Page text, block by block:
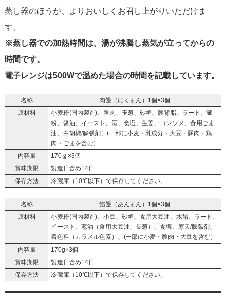
蒸し器のほうが、よりおいしくお召し上がりいただけま
す。
※蒸し器での加熱時間は、湯が沸騰し蒸気が立ってからの
時間です。
電子レンジは500Wで温めた場合の時間を記載しています。
名称
肉饅（にくまん）1個×3個
原材料
小麦粉(国内製造)、豚肉、玉葱、砂糖、豚背脂、ラード、澱
粉、醤油、イースト、酒、食塩、生姜、コンソメ、食用ごま
油、白胡椒/膨張剤、(一部に小麦・乳成分・大豆・豚肉・鶏
肉・ごまを含む）
内容量
170ｇ×3個
賞味期限
製造日含め14日
保存方法
冷蔵庫（10℃以下）で保存してください。
名称
餡饅（あんまん）1個×3個
原材料
小麦粉(国内製造)、小豆、砂糖、食用大豆油、水飴、ラード、
イースト、葱油（食用大豆油、長葱）、食塩、寒天/膨張剤、
着色料（カラメル色素）、(一部に小麦・豚肉・大豆を含む）
内容量
170g×3個
賞味期限
製造日含め14日
保存方法
冷蔵庫（10℃以下）で保存してください。